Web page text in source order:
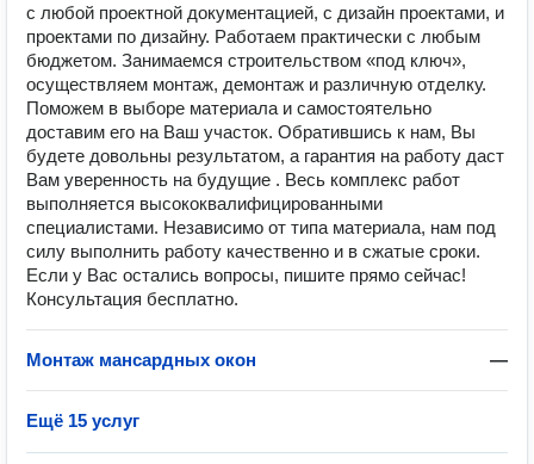
с любой проектной документацией, с дизайн проектами, и
проектами по дизайну. Работаем практически с любым
бюджетом. Занимаемся строительством «под ключ»,
осуществляем монтаж, демонтаж и различную отделку.
Поможем в выборе материала и самостоятельно
доставим его на Ваш участок. Обратившись к нам, Вы
будете довольны результатом, а гарантия на работу даст
Вам уверенность на будущие . Весь комплекс работ
выполняется высококвалифицированными
специалистами. Независимо от типа материала, нам под
силу выполнить работу качественно и в сжатые сроки.
Если у Вас остались вопросы, пишите прямо сейчас!
Консультация бесплатно.
Монтаж мансардных окон —
Ещё 15 услуг